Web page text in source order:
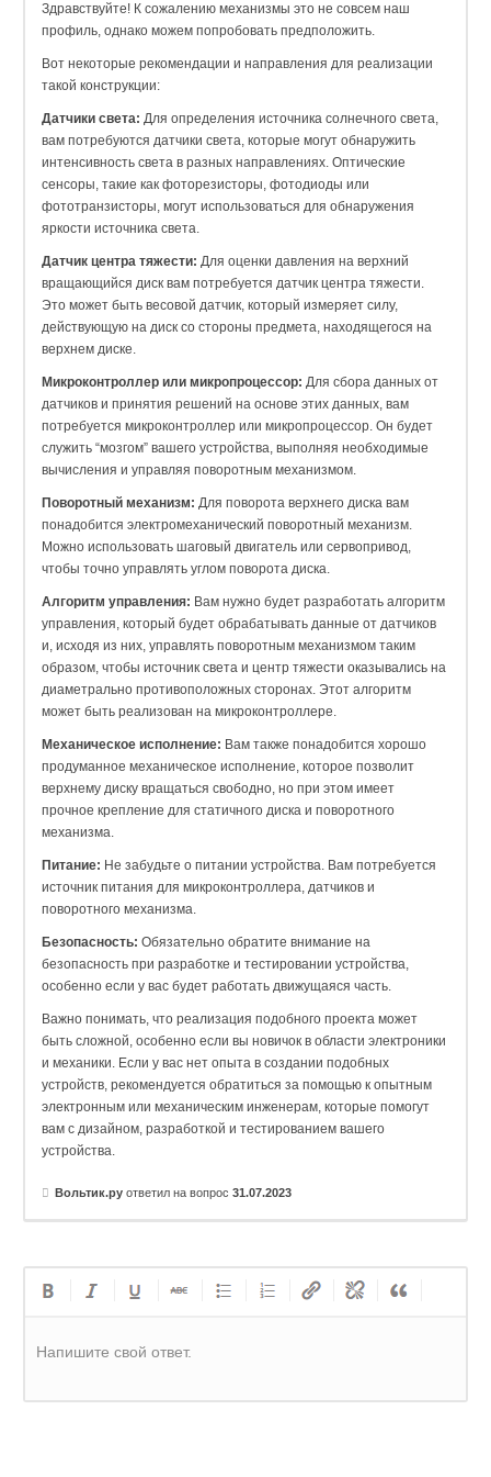
Здравствуйте! К сожалению механизмы это не совсем наш
профиль, однако можем попробовать предположить.
Вот некоторые рекомендации и направления для реализации
такой конструкции:
Датчики света: Для определения источника солнечного света,
вам потребуются датчики света, которые могут обнаружить
интенсивность света в разных направлениях. Оптические
сенсоры, такие как фоторезисторы, фотодиоды или
фототранзисторы, могут использоваться для обнаружения
яркости источника света.
Датчик центра тяжести: Для оценки давления на верхний
вращающийся диск вам потребуется датчик центра тяжести.
Это может быть весовой датчик, который измеряет силу,
действующую на диск со стороны предмета, находящегося на
верхнем диске.
Микроконтроллер или микропроцессор: Для сбора данных от
датчиков и принятия решений на основе этих данных, вам
потребуется микроконтроллер или микропроцессор. Он будет
служить “мозгом” вашего устройства, выполняя необходимые
вычисления и управляя поворотным механизмом.
Поворотный механизм: Для поворота верхнего диска вам
понадобится электромеханический поворотный механизм.
Можно использовать шаговый двигатель или сервопривод,
чтобы точно управлять углом поворота диска.
Алгоритм управления: Вам нужно будет разработать алгоритм
управления, который будет обрабатывать данные от датчиков
и, исходя из них, управлять поворотным механизмом таким
образом, чтобы источник света и центр тяжести оказывались на
диаметрально противоположных сторонах. Этот алгоритм
может быть реализован на микроконтроллере.
Механическое исполнение: Вам также понадобится хорошо
продуманное механическое исполнение, которое позволит
верхнему диску вращаться свободно, но при этом имеет
прочное крепление для статичного диска и поворотного
механизма.
Питание: Не забудьте о питании устройства. Вам потребуется
источник питания для микроконтроллера, датчиков и
поворотного механизма.
Безопасность: Обязательно обратите внимание на
безопасность при разработке и тестировании устройства,
особенно если у вас будет работать движущаяся часть.
Важно понимать, что реализация подобного проекта может
быть сложной, особенно если вы новичок в области электроники
и механики. Если у вас нет опыта в создании подобных
устройств, рекомендуется обратиться за помощью к опытным
электронным или механическим инженерам, которые помогут
вам с дизайном, разработкой и тестированием вашего
устройства.
Вольтик.ру ответил на вопрос 31.07.2023
Напишите свой ответ.